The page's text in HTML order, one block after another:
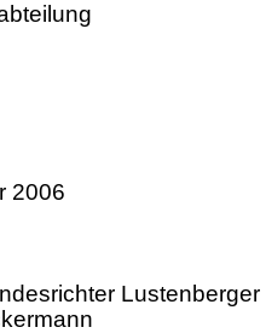
2006